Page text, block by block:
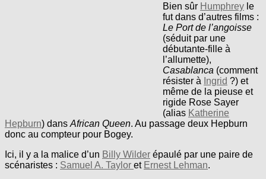
Bien sûr Humphrey le
fut dans d’autres films :
Le Port de l’angoisse
(séduit par une
débutante-fille à
l’allumette),
Casablanca (comment
résister à Ingrid ?) et
même de la pieuse et
rigide Rose Sayer
(alias Katherine
Hepburn) dans African Queen. Au passage deux Hepburn
donc au compteur pour Bogey.
Ici, il y a la malice d’un Billy Wilder épaulé par une paire de
scénaristes : Samuel A. Taylor et Ernest Lehman.